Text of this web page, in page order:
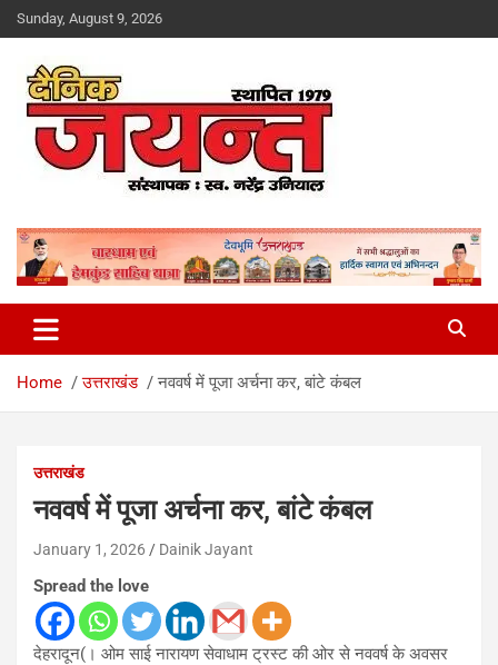
Skip
to
Sunday, August 9, 2026
Dainik Jayant
Home उत्तराखंड नववर्ष में पूजा अर्चना कर, बांटे कंबल
उत्तराखंड
नववर्ष में पूजा अर्चना कर, बांटे कंबल
January 1, 2026 Dainik Jayant
Spread the love
देहरादून(। ओम साई नारायण सेवाधाम ट्रस्ट की ओर से नववर्ष के अवसर